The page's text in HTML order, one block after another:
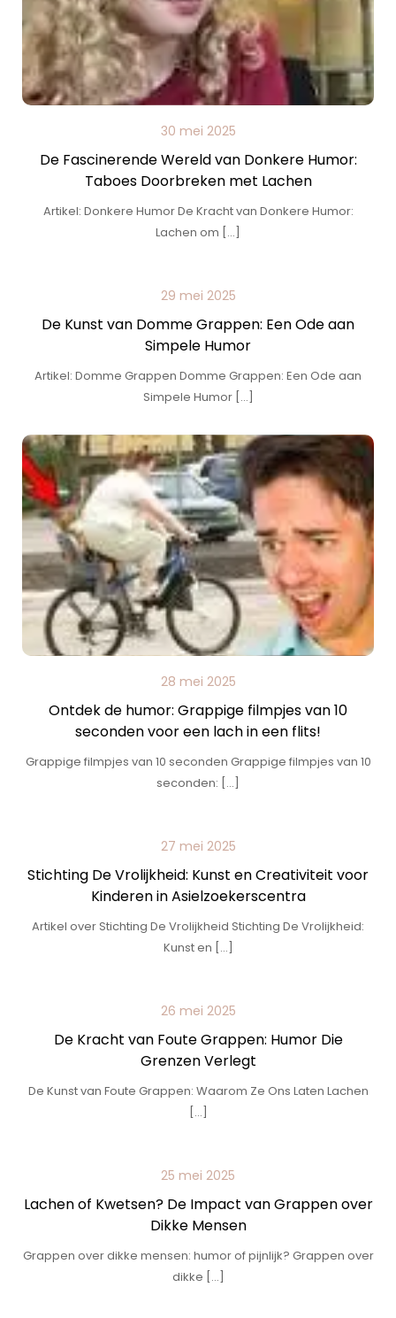
30 mei 2025
De Fascinerende Wereld van Donkere Humor:
Taboes Doorbreken met Lachen
Artikel: Donkere Humor De Kracht van Donkere Humor:
Lachen om […]
29 mei 2025
De Kunst van Domme Grappen: Een Ode aan
Simpele Humor
Artikel: Domme Grappen Domme Grappen: Een Ode aan
Simpele Humor […]
28 mei 2025
Ontdek de humor: Grappige filmpjes van 10
seconden voor een lach in een flits!
Grappige filmpjes van 10 seconden Grappige filmpjes van 10
seconden: […]
27 mei 2025
Stichting De Vrolijkheid: Kunst en Creativiteit voor
Kinderen in Asielzoekerscentra
Artikel over Stichting De Vrolijkheid Stichting De Vrolijkheid:
Kunst en […]
26 mei 2025
De Kracht van Foute Grappen: Humor Die
Grenzen Verlegt
De Kunst van Foute Grappen: Waarom Ze Ons Laten Lachen
[…]
25 mei 2025
Lachen of Kwetsen? De Impact van Grappen over
Dikke Mensen
Grappen over dikke mensen: humor of pijnlijk? Grappen over
dikke […]